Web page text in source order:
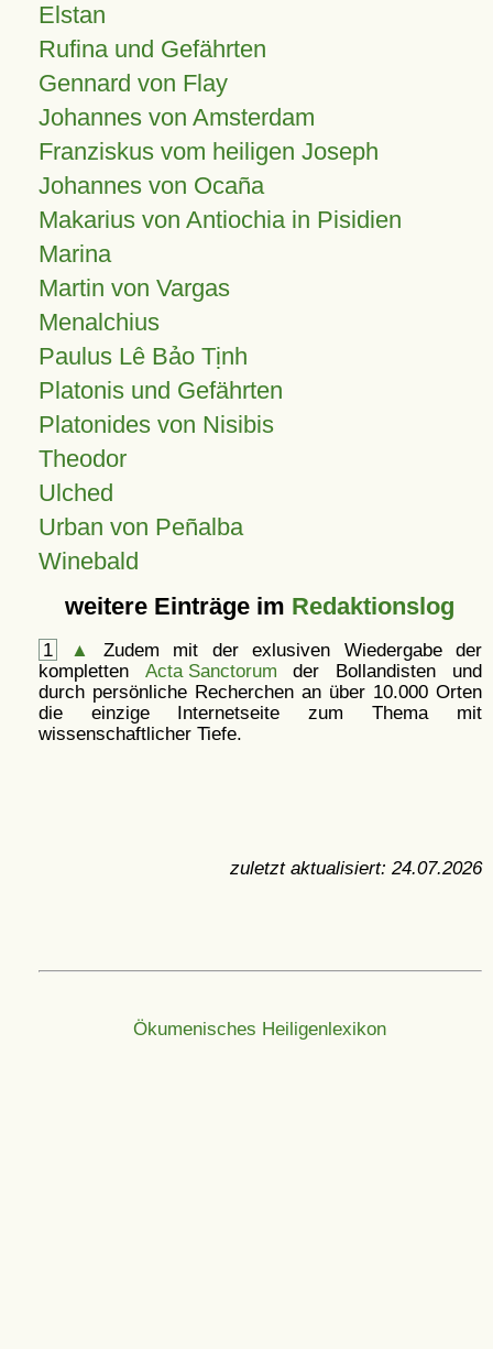
Elstan
Rufina und Gefährten
Gennard von Flay
Johannes von Amsterdam
Franziskus vom heiligen Joseph
Johannes von Ocaña
Makarius von Antiochia in Pisidien
Marina
Martin von Vargas
Menalchius
Paulus Lê Bảo Tịnh
Platonis und Gefährten
Platonides von Nisibis
Theodor
Ulched
Urban von Peñalba
Winebald
weitere Einträge im Redaktionslog
1 ▲
Zudem mit der exlusiven Wiedergabe der
kompletten Acta Sanctorum der Bollandisten und
durch persönliche Recherchen an über 10.000 Orten
die einzige Internetseite zum Thema mit
wissenschaftlicher Tiefe.
zuletzt aktualisiert: 24.07.2026
Ökumenisches Heiligenlexikon